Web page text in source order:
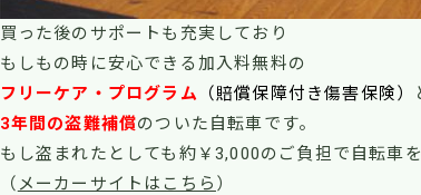
買った後のサポートも充実しており
もしもの時に安心できる加入料無料の
フリーケア・プログラム （賠償保障付き傷害保険）
3年間の盗難補償のついた自転車です。
もし盗まれたとしても約￥3,000のご負担で自転車
（ メーカーサイトはこちら ）